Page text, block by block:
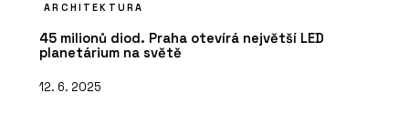
ARCHITEKTURA
45 milionů diod. Praha otevírá největší LED
planetárium na světě
12. 6. 2025